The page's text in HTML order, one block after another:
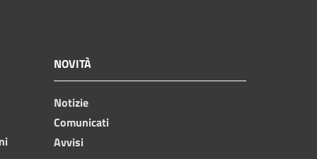
NOVITÀ
Notizie
Comunicati
Avvisi